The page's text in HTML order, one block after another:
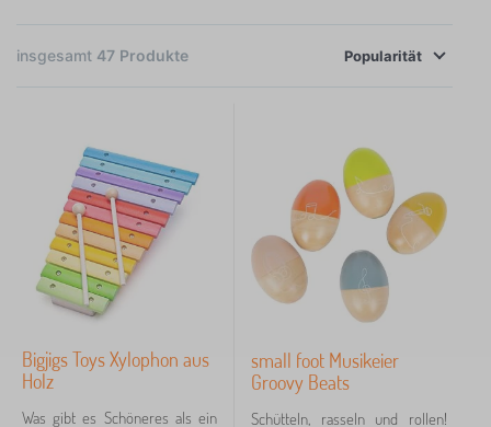
103 €
Suche innerhalb des filters
Tags
insgesamt 47 Produkte
Popularität
Bigjigs Toys Xylophon aus
Holz
Was gibt es Schöneres als ein
small foot Musikeier
Groovy Beats
Schütteln, rasseln und rollen!